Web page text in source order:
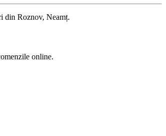
din Roznov, Neamț.
online.